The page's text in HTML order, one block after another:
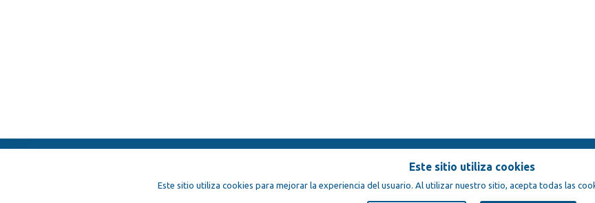
Este sitio utiliza cookies
Este sitio utiliza cookies para mejorar la experiencia del usuario. Al utilizar nuestro sitio, acepta todas las